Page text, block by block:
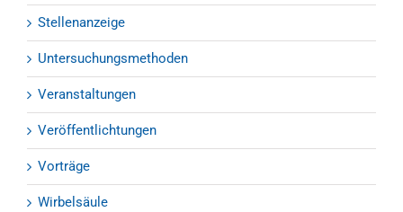
Stellenanzeige
Untersuchungsmethoden
Veranstaltungen
Veröffentlichtungen
Vorträge
Wirbelsäule